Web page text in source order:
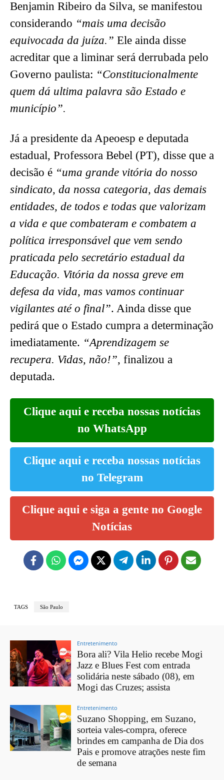
Benjamin Ribeiro da Silva, se manifestou
considerando “mais uma decisão
equivocada da juíza.” Ele ainda disse
acreditar que a liminar será derrubada pelo
Governo paulista: “Constitucionalmente
quem dá ultima palavra são Estado e
município”.
Já a presidente da Apeoesp e deputada
estadual, Professora Bebel (PT), disse que a
decisão é “uma grande vitória do nosso
sindicato, da nossa categoria, das demais
entidades, de todos e todas que valorizam
a vida e que combateram e combatem a
política irresponsável que vem sendo
praticada pelo secretário estadual da
Educação. Vitória da nossa greve em
defesa da vida, mas vamos continuar
vigilantes até o final”. Ainda disse que
pedirá que o Estado cumpra a determinação
imediatamente. “Aprendizagem se
recupera. Vidas, não!”, finalizou a
deputada.
Clique aqui e receba nossas notícias
no WhatsApp
Clique aqui e receba nossas notícias
no Telegram
Clique aqui e siga a gente no Google
Notícias
TAGS São Paulo
Entretenimento
Bora ali? Vila Helio recebe Mogi
Jazz e Blues Fest com entrada
solidária neste sábado (08), em
Mogi das Cruzes; assista
Entretenimento
Suzano Shopping, em Suzano,
sorteia vales-compra, oferece
brindes em campanha de Dia dos
Pais e promove atrações neste fim
de semana